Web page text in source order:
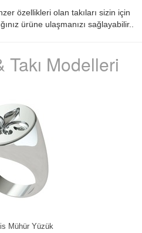
özellikleri olan takıları sizin için
ürüne ulaşmanızı sağlayabilir..
Modelleri
Mühür Yüzük